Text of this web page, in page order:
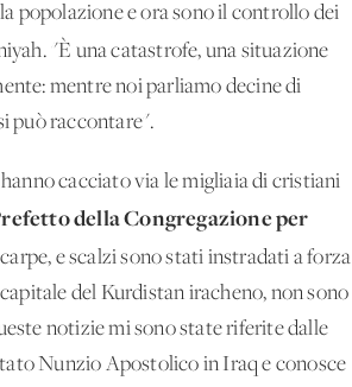
popolazione e ora sono il controllo dei
"È una catastrofe, una situazione
mentre noi parliamo decine di
può raccontare".
cacciato via le migliaia di cristiani
della Congregazione per
e scalzi sono stati instradati a forza
del Kurdistan iracheno, non sono
notizie mi sono state riferite dalle
Nunzio Apostolico in Iraq e conosce